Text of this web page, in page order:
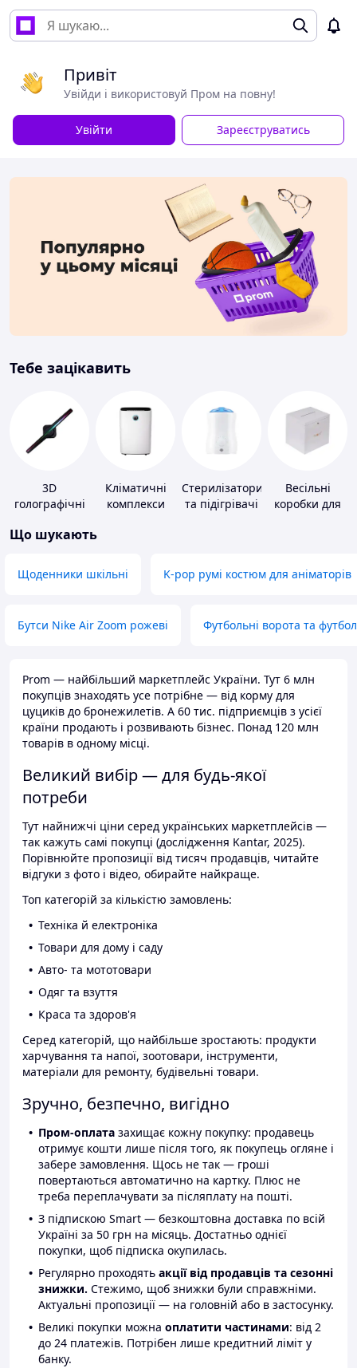
Привіт
Увійди і використовуй Пром на повну!
Увійти Зареєструватись
Тебе зацікавить
3D
голографічні
Кліматичні
комплекси
Стерилізатори
та підігрівачі
Весільні
коробки для
Що шукають
Щоденники шкільні K-pop румі костюм для аніматорів
Бутси Nike Air Zoom рожеві Футбольні ворота та
Prom — найбільший маркетплейс України. Тут 6 млн
покупців знаходять усе потрібне — від корму для
цуциків до бронежилетів. А 60 тис. підприємців з усієї
країни продають і розвивають бізнес. Понад 120 млн
товарів в одному місці.
Великий вибір — для будь-якої
потреби
Тут найнижчі ціни серед українських маркетплейсів —
так кажуть самі покупці (дослідження Kantar, 2025).
Порівнюйте пропозиції від тисяч продавців, читайте
відгуки з фото і відео, обирайте найкраще.
Топ категорій за кількістю замовлень:
Техніка й електроніка
Товари для дому і саду
Авто- та мототовари
Одяг та взуття
Краса та здоров'я
Серед категорій, що найбільше зростають: продукти
харчування та напої, зоотовари, інструменти,
матеріали для ремонту, будівельні товари.
Зручно, безпечно, вигідно
Пром-оплата захищає кожну покупку: продавець
отримує кошти лише після того, як покупець огляне і
забере замовлення. Щось не так — гроші
повертаються автоматично на картку. Плюс не
треба переплачувати за післяплату на пошті.
З підпискою Smart — безкоштовна доставка по всій
Україні за 50 грн на місяць. Достатньо однієї
покупки, щоб підписка окупилась.
Регулярно проходять акції від продавців та сезонні
знижки. Стежимо, щоб знижки були справжніми.
Актуальні пропозиції — на головній або в застосунку.
Великі покупки можна оплатити частинами: від 2
до 24 платежів. Потрібен лише кредитний ліміт у
банку.